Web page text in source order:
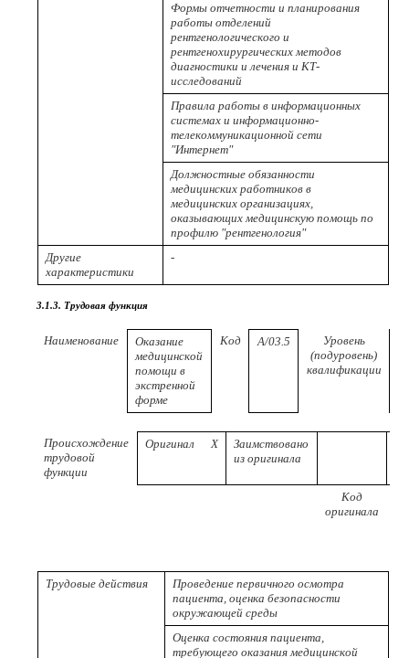
Формы отчетности и планирования
работы отделений
рентгенологического и
рентгенохирургических методов
диагностики и лечения и КТ-
исследований
Правила работы в информационных
системах и информационно-
телекоммуникационной сети
"Интернет"
Должностные обязанности
медицинских работников в
медицинских организациях,
оказывающих медицинскую помощь по
профилю "рентгенология"
Другие
характеристики
-
3.1.3. Трудовая функция
Наименование
Оказание
медицинской
помощи в
экстренной
форме
Код A/03.5
Уровень
(подуровень)
квалификации
Происхождение
трудовой
функции
Оригинал X
Заимствовано
из оригинала
Код
оригинала
Трудовые действия
Проведение первичного осмотра
пациента, оценка безопасности
окружающей среды
Оценка состояния пациента,
требующего оказания медицинской